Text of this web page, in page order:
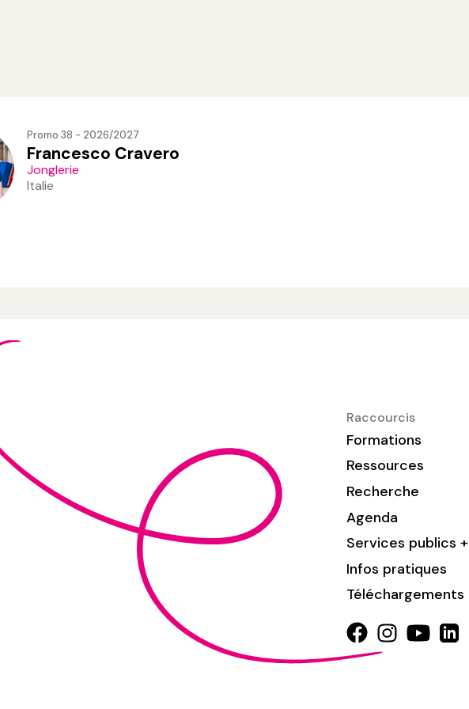
Promo 38 - 2026/2027
Francesco Cravero
Jonglerie
Italie
Raccourcis
Formations
Ressources
Recherche
Agenda
Services publics +
Infos pratiques
Téléchargements